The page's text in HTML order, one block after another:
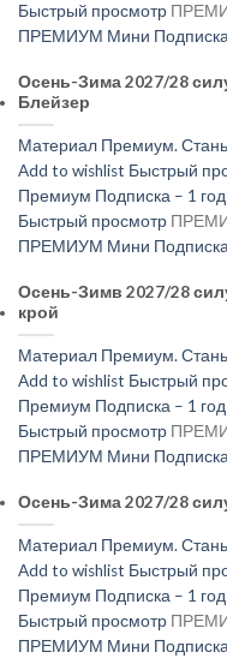
Быстрый просмотр
ПРЕМИУМ Мини
Осень-Зима 2027/28
Блейзер
Материал Премиум.
Add to wishlist Быстрый
Премиум Подписка – 1 год
Быстрый просмотр
ПРЕМИУМ Мини
Осень-Зимв 2027/28
крой
Материал Премиум.
Add to wishlist Быстрый
Премиум Подписка – 1 год
Быстрый просмотр
ПРЕМИУМ Мини
Осень-Зима 2027/28
Материал Премиум.
Add to wishlist Быстрый
Премиум Подписка – 1 год
Быстрый просмотр
ПРЕМИУМ Мини